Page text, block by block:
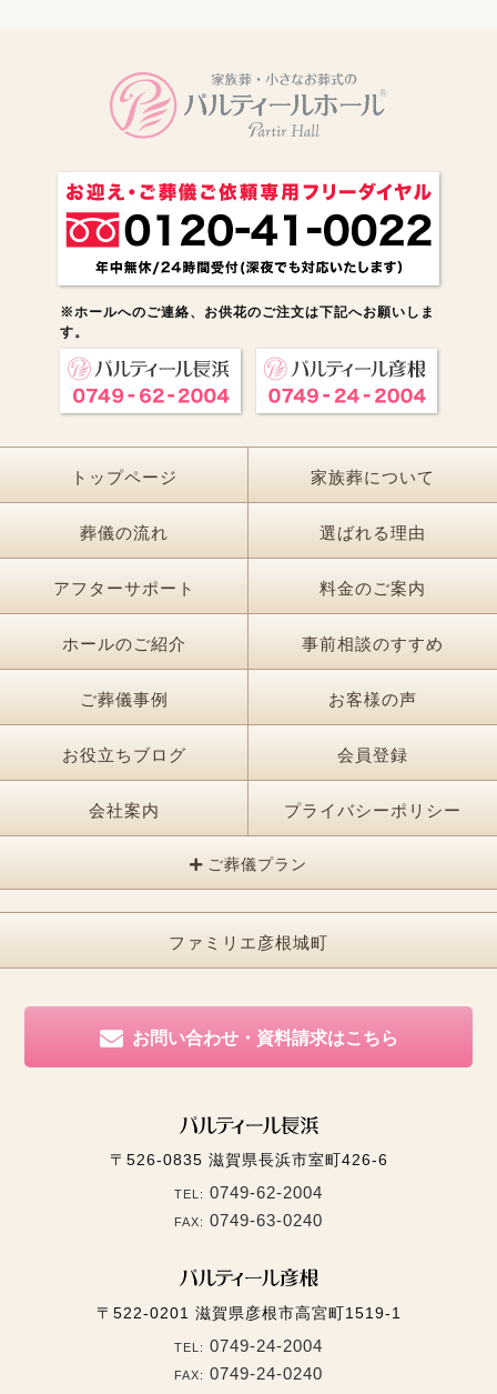
※ホールへのご連絡、お供花のご注文は下記へお願いしま
す。
トップページ 家族葬について
葬儀の流れ 選ばれる理由
アフターサポート 料金のご案内
ホールのご紹介 事前相談のすすめ
ご葬儀事例 お客様の声
お役立ちブログ 会員登録
会社案内 プライバシーポリシー
ご葬儀プラン
ファミリエ彦根城町
お問い合わせ・資料請求はこちら
〒526-0835 滋賀県長浜市室町426-6
TEL: 0749-62-2004
FAX: 0749-63-0240
〒522-0201 滋賀県彦根市高宮町1519-1
TEL: 0749-24-2004
FAX: 0749-24-0240